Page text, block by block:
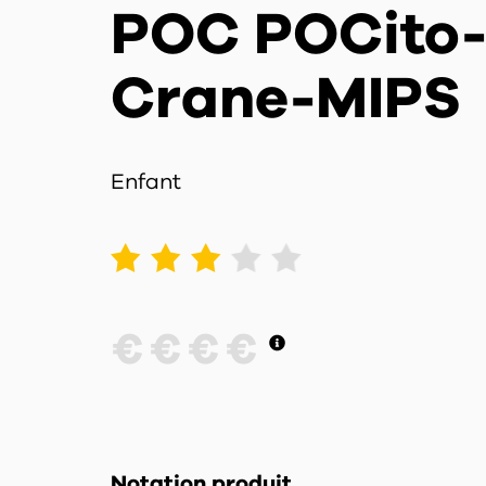
POC POCito-
Crane-MIPS
Enfant
2 3 4 5
€ € € €